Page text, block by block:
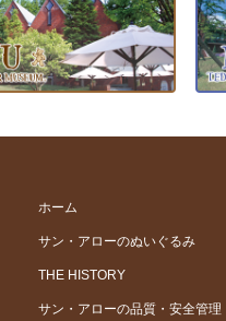
ホーム
サン・アローのぬいぐるみ
THE HISTORY
サン・アローの品質・安全管理